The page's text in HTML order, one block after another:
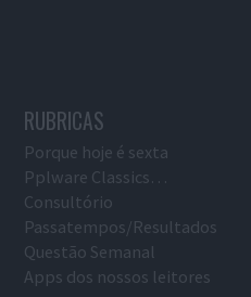
RUBRICAS
Porque hoje é sexta
Pplware Classics…
Consultório
Passatempos/Resultados
Questão Semanal
Apps dos nossos leitores